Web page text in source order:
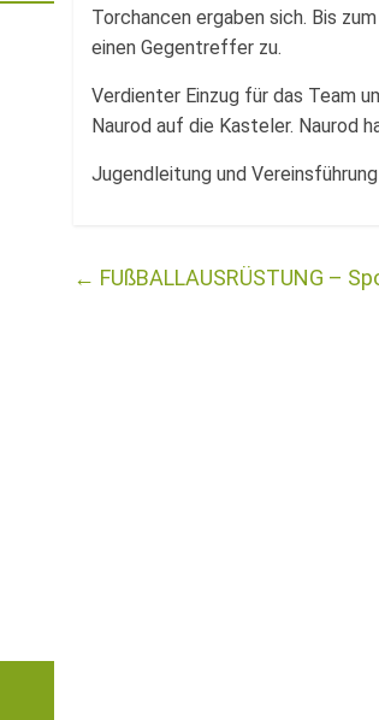
Torchancen ergaben sich. Bis
einen Gegentreffer zu.
Verdienter Einzug für das Team
Naurod auf die Kasteler. Naurod
Jugendleitung und
← FUßBALLAUSRÜSTUNG –